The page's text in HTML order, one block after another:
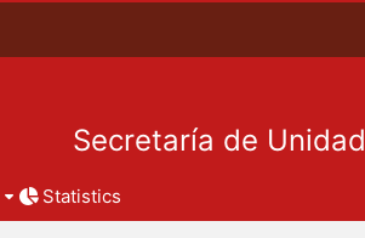
Secretaría de Unidad
Statistics